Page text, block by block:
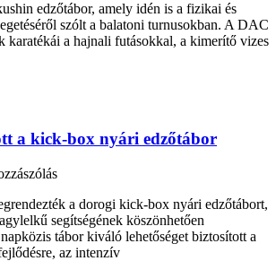
edzőtábor, amely idén is a fizikai és
szólt a balatoni turnusokban. A DAC
karatékái a hajnali futásokkal, a kimerítő vizes
a kick-box nyári edzőtábor
a dorogi kick-box nyári edzőtábort,
segítségének köszönhetően
tábor kiváló lehetőséget biztosított a
az intenzív